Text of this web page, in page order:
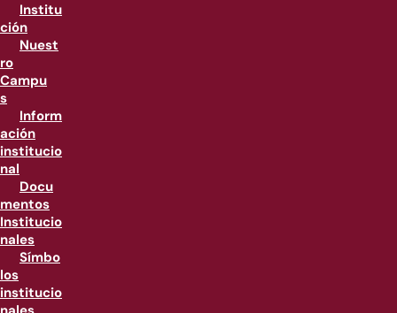
Institu
ción
Nuest
ro
Campu
s
Inform
ación
institucio
nal
Docu
mentos
Institucio
nales
Símbo
los
institucio